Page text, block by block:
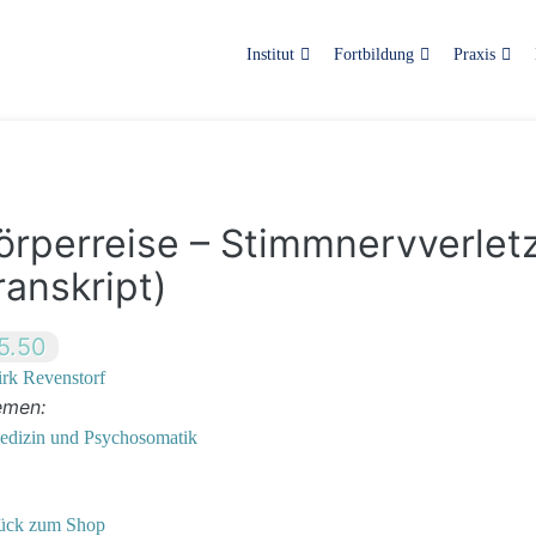
Institut Fortbildung Praxis
–
Revenstorf
und Psychosomatik
zum Shop